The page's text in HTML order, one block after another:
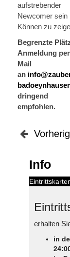
aufstrebender
Newcomer sein
Können zu
Begrenzte
Anmeldung
Mail
an
dringend
empfohlen.
Info
erhalten
in